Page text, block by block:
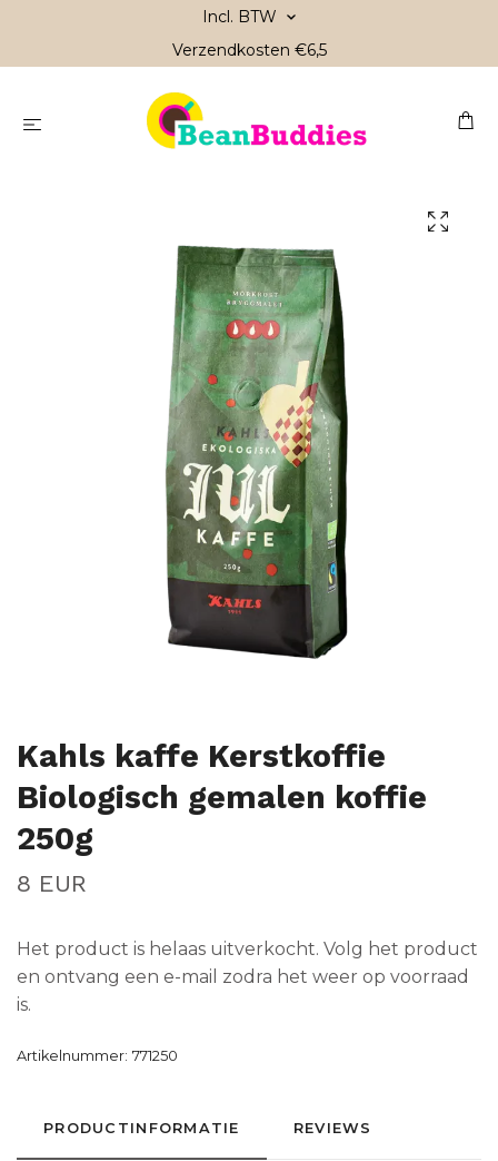
Incl. BTW
Verzendkosten €6,5
Kahls kaffe Kerstkoffie
Biologisch gemalen koffie
250g
8 EUR
Het product is helaas uitverkocht. Volg het product
en ontvang een e-mail zodra het weer op voorraad
is.
Artikelnummer: 771250
PRODUCTINFORMATIE REVIEWS